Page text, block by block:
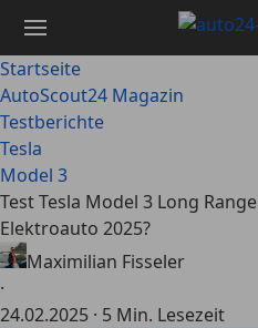
Hauptinhalt
springen
Startseite
AutoScout24 Magazin
Testberichte
Tesla
Model 3
Test Tesla Model 3 Long
Elektroauto 2025?
Maximilian Fisseler
·
24.02.2025 · 5 Min. Lesezeit